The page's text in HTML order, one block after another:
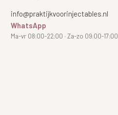
info@praktijkvoorinjectables.nl
WhatsApp
Ma-vr 08:00-22:00 · Za-zo 09:00-17:00